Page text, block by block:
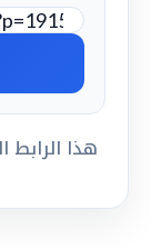
هذا